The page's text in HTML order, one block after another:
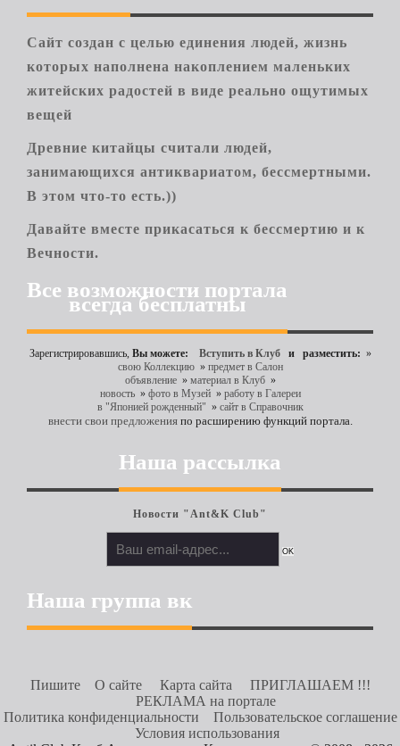
Сайт создан с целью единения людей, жизнь
которых наполнена накоплением маленьких
житейских радостей в виде реально ощутимых
вещей
Древние китайцы считали людей,
занимающихся антиквариатом, бессмертными.
В этом что-то есть.))
Давайте вместе прикасаться к бессмертию и к
Вечности.
Все возможности портала
всегда бесплатны
Зарегистрировавшись, Вы можете: Вступить в Клуб и разместить: »
свою Коллекцию» предмет в Салон
объявление» материал в Клуб»
новость» фото в Музей» работу в Галереи
в "Японией рожденный" » сайт в Справочник
внести свои предложенияпо расширению функций портала.
Наша рассылка
Новости "Ant&K Club"
Наша группа вк
Пишите О сайте Карта сайта
ПРИГЛАШАЕМ !!!
РЕКЛАМА на портале
Политика конфиденциальности
Пользовательское соглашение
Условия использования